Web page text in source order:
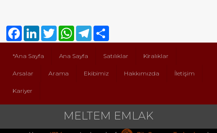
*Ana Sayfa Ana Sayfa Satılıklar Kiralıklar
Arsalar Arama Ekibimiz Hakkımızda İletişim
Kariyer
FacebookLinkedInTwitter WhatsAppTelegram
MELTEM EMLAK